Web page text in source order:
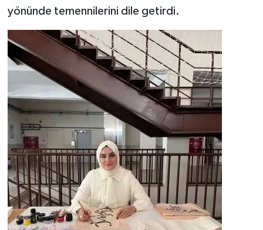
yönünde temennilerini dile getirdi.